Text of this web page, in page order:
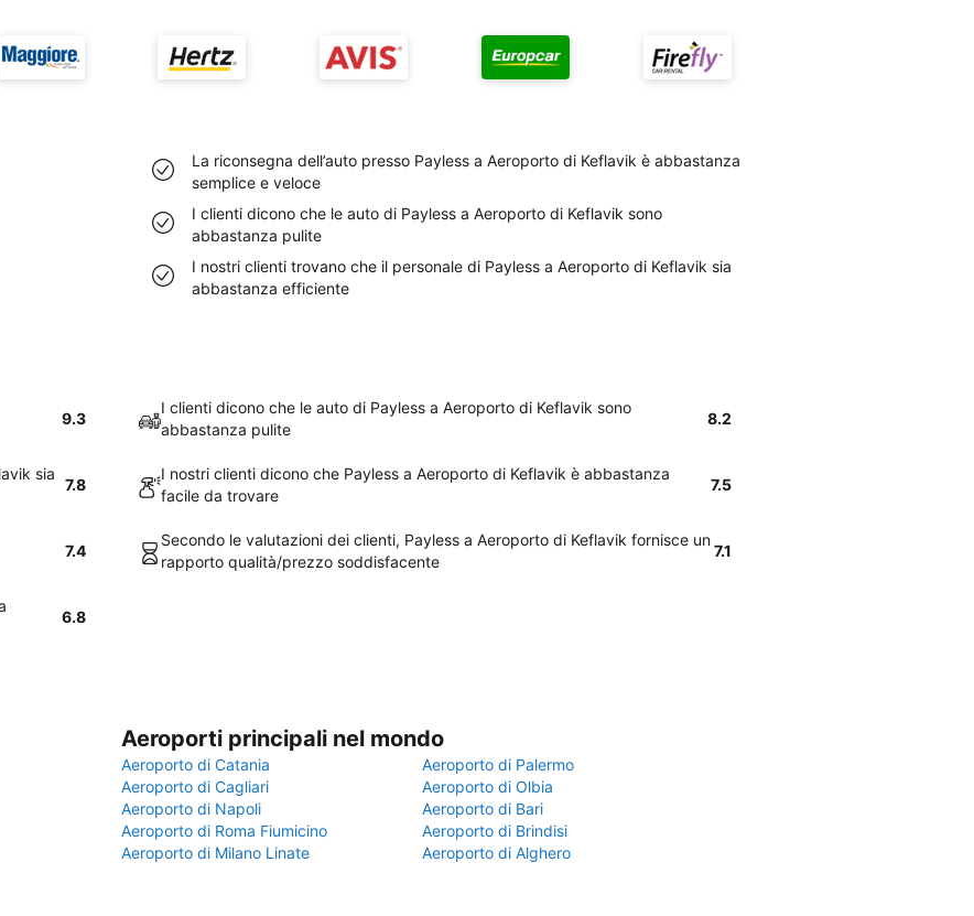
La riconsegna dell’auto presso Payless a Aeroporto di Keflavik è abbastanza
semplice e veloce
I clienti dicono che le auto di Payless a Aeroporto di Keflavik sono
abbastanza pulite
I nostri clienti trovano che il personale di Payless a Aeroporto di Keflavik sia
abbastanza efficiente
9.3
I clienti dicono che le auto di Payless a Aeroporto di Keflavik sono
abbastanza pulite
8.2
sia
7.8
I nostri clienti dicono che Payless a Aeroporto di Keflavik è abbastanza
facile da trovare
7.5
7.4
Secondo le valutazioni dei clienti, Payless a Aeroporto di Keflavik fornisce un
rapporto qualità/prezzo soddisfacente
7.1
6.8
Aeroporti principali nel mondo
Aeroporto di Catania
Aeroporto di Palermo
Aeroporto di Cagliari
Aeroporto di Olbia
Aeroporto di Napoli
Aeroporto di Bari
Aeroporto di Roma Fiumicino
Aeroporto di Brindisi
Aeroporto di Milano Linate
Aeroporto di Alghero